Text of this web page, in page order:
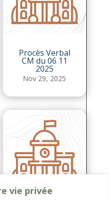
vie privée
Procès Verbal
CM du 06 11
2025
Nov 29, 2025